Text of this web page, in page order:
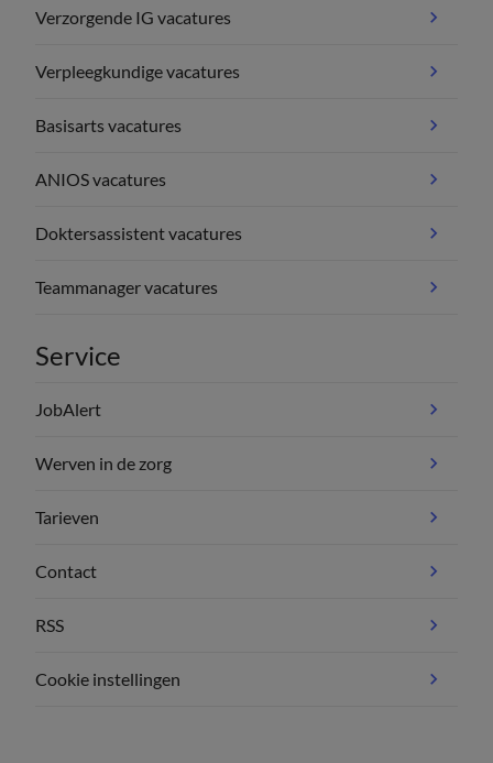
Verzorgende IG vacatures
Verpleegkundige vacatures
Basisarts vacatures
ANIOS vacatures
Doktersassistent vacatures
Teammanager vacatures
Service
JobAlert
Werven in de zorg
Tarieven
Contact
RSS
Cookie instellingen